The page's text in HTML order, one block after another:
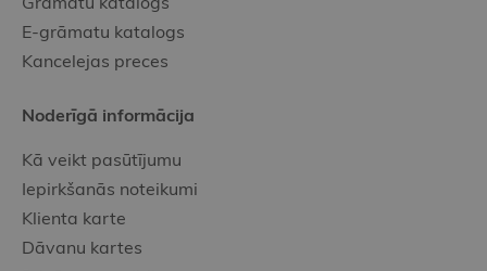
E-grāmatu katalogs
Kancelejas preces
Noderīgā informācija
Kā veikt pasūtījumu
Iepirkšanās noteikumi
Klienta karte
Dāvanu kartes